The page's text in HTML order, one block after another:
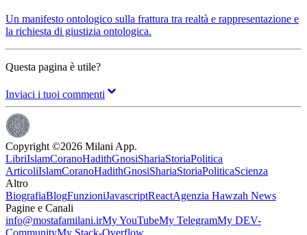
Un manifesto ontologico sulla frattura tra realtà e rappresentazione e
la richiesta di giustizia ontologica.
Questa pagina è utile?
Inviaci i tuoi commenti
Copyright ©2026 Milani App.
LibriIslamCoranoHadithGnosiShariaStoriaPolitica
ArticoliIslamCoranoHadithGnosiShariaStoriaPoliticaScienza
Altro
BiografiaBlogFunzioniJavascriptReactAgenzia Hawzah News
Pagine e Canali
info@mostafamilani.irMy YouTubeMy TelegramMy DEV-
CommunityMy Stack-Overflow